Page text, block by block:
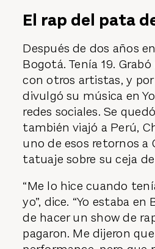
El rap del pata
Después de dos años
Bogotá. Tenía 19.
con otros artistas, y
divulgó su música en
redes sociales. Se
también viajó a Perú,
uno de esos retornos a
tatuaje sobre su ceja
“Me lo hice cuando
yo”, dice. “Yo estaba
de hacer un show de
pagaron. Me dijeron